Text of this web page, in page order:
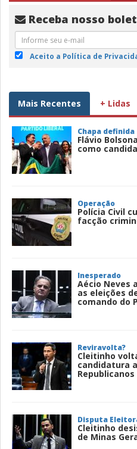
Receba nosso
Aceito a Política de
Mais Recentes + Lidas
Chapa definida
Flávio
como
Operação
Polícia Civil
facção
Inesperado
Aécio Neves
as eleições
comando do
Reviravolta?
Cleitinho
candidatura
Disputa
Cleitinho
de Minas